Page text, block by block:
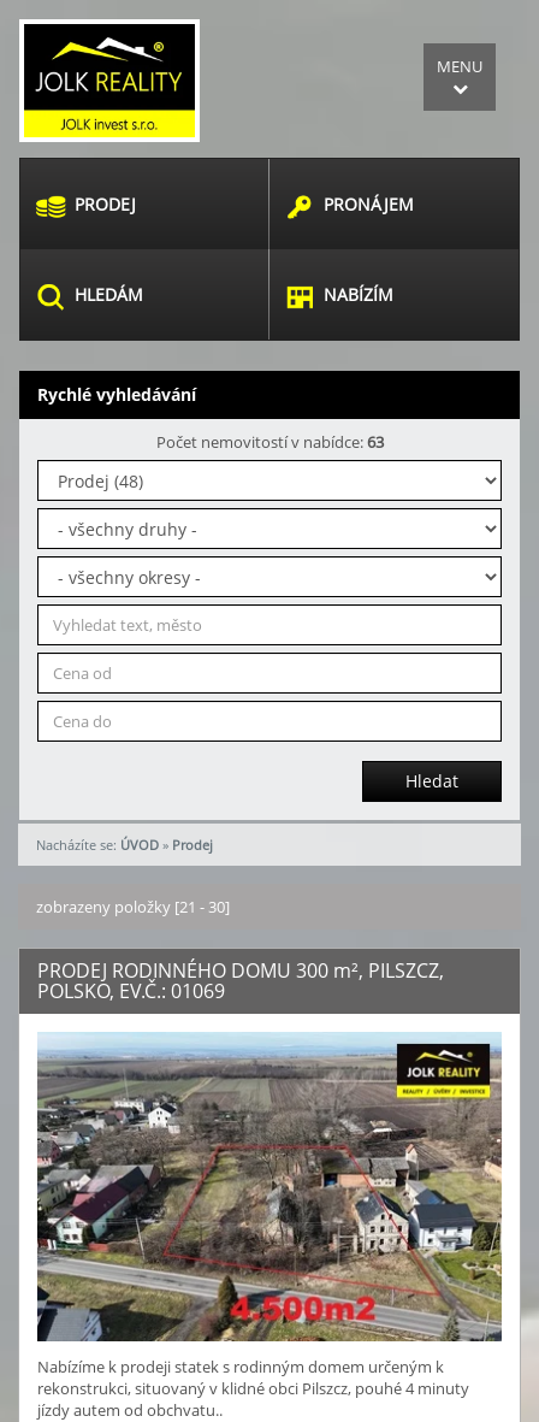
MENU
PRODEJ PRONÁJEM
HLEDÁM NABÍZÍM
Rychlé vyhledávání
Počet nemovitostí v nabídce:63
Hledat
Nacházíte se: ÚVOD » Prodej
zobrazeny položky [21 - 30]
PRODEJ RODINNÉHO DOMU 300 m², PILSZCZ,
POLSKO, EV.Č.: 01069
Nabízíme k prodeji statek s rodinným domem určeným k
rekonstrukci, situovaný v klidné obci Pilszcz, pouhé 4 minuty
jízdy autem od obchvatu..